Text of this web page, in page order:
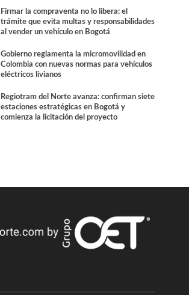
Firmar la compraventa no lo libera: el
trámite que evita multas y responsabilidades
al vender un vehículo en Bogotá
Gobierno reglamenta la micromovilidad en
Colombia con nuevas normas para vehículos
eléctricos livianos
Regiotram del Norte avanza: confirman siete
estaciones estratégicas en Bogotá y
comienza la licitación del proyecto